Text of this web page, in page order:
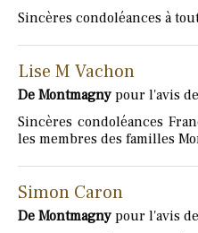
Sincères condoléances à
Lise M Vachon
De Montmagny pour l'avis
Sincères condoléances
les membres des familles
Simon Caron
De Montmagny pour l'avis